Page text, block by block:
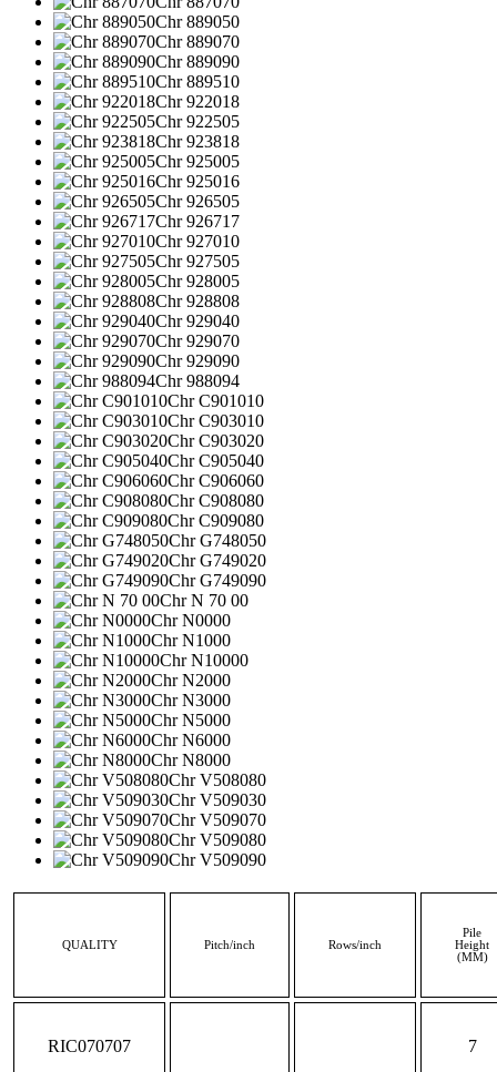
Chr 889050
Chr 889070
Chr 889090
Chr 889510
Chr 922018
Chr 922505
Chr 923818
Chr 925005
Chr 925016
Chr 926505
Chr 926717
Chr 927010
Chr 927505
Chr 928005
Chr 928808
Chr 929040
Chr 929070
Chr 929090
Chr 988094
Chr C901010
Chr C903010
Chr C903020
Chr C905040
Chr C906060
Chr C908080
Chr C909080
Chr G748050
Chr G749020
Chr G749090
Chr N 70 00
Chr N0000
Chr N1000
Chr N10000
Chr N2000
Chr N3000
Chr N5000
Chr N6000
Chr N8000
Chr V508080
Chr V509030
Chr V509070
Chr V509080
Chr V509090
QUALITY Pitch/inch Rows/inch
Pile
Height
(MM)
RIC070707 7